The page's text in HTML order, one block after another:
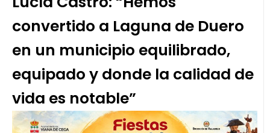
convertido a Laguna de Duero
en un municipio equilibrado,
equipado y donde la calidad de
vida es notable”